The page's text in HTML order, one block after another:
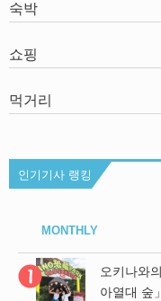
숙박
쇼핑
먹거리
인기기사 랭킹
MONTHLY
오키나와
아열대 숲